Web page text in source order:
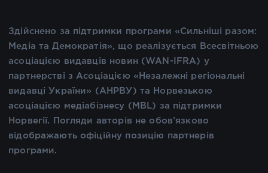
Здійснено за підтримки програми «Сильніші разом:
Медіа та Демократія», що реалізується Всесвітньою
асоціацією видавців новин (WAN-IFRA) у
партнерстві з Асоціацією «Незалежні регіональні
видавці України» (АНРВУ) та Норвезькою
асоціацією медіабізнесу (MBL) за підтримки
Норвегії. Погляди авторів не обов’язково
відображають офіційну позицію партнерів
програми.